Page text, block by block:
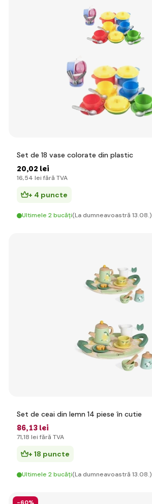
Set de 18 vase colorate din plastic
20,02 lei
16,54 lei fără TVA
+ 4 puncte
Ultimele 2 bucăți(La dumneavoastră 13.08.)
Set de ceai din lemn 14 piese în cutie
86,13 lei
71,18 lei fără TVA
+ 18 puncte
Ultimele 2 bucăți(La dumneavoastră 13.08.)
-60%